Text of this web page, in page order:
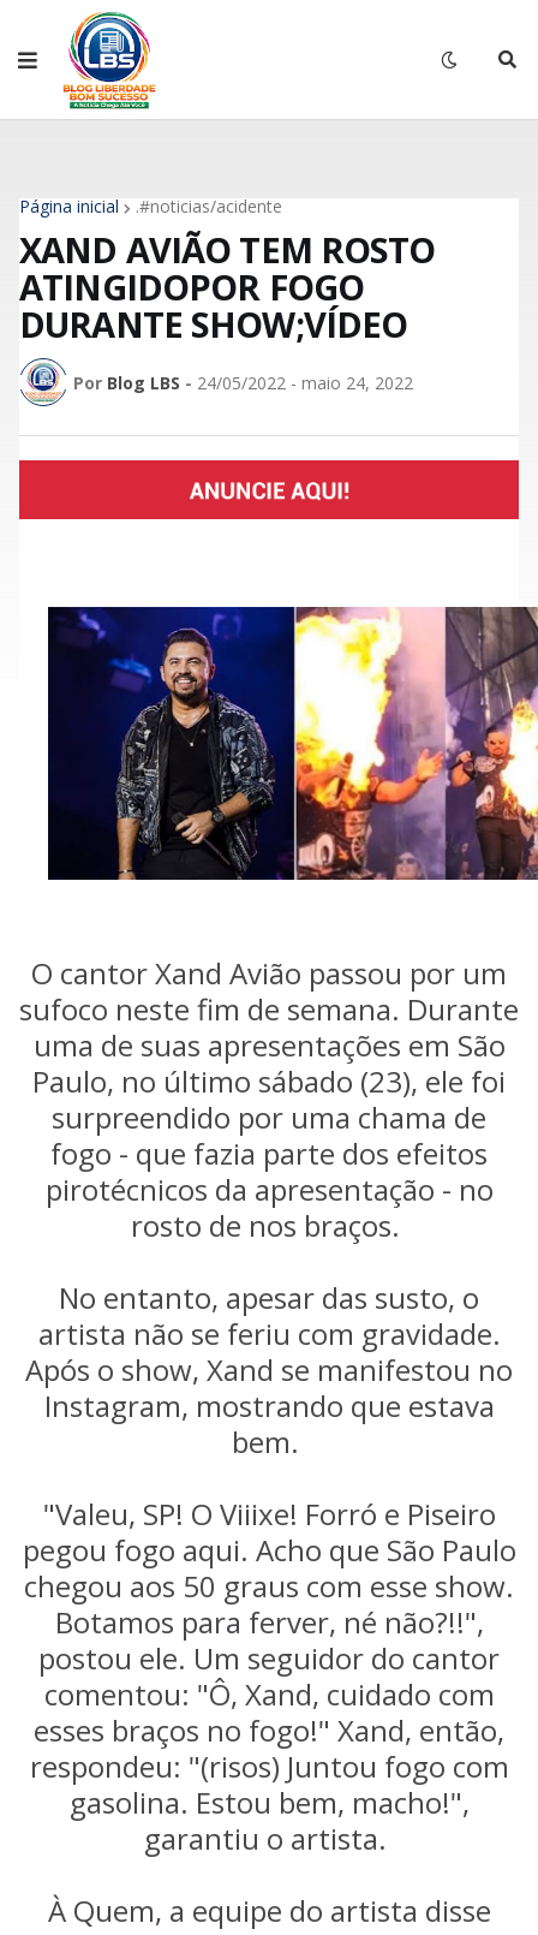
Página inicial .#noticias/acidente
XAND AVIÃO TEM ROSTO
ATINGIDOPOR FOGO
DURANTE SHOW;VÍDEO
Por Blog LBS - 24/05/2022 - maio 24, 2022
O cantor Xand Avião passou por um
sufoco neste fim de semana. Durante
uma de suas apresentações em São
Paulo, no último sábado (23), ele foi
surpreendido por uma chama de
fogo - que fazia parte dos efeitos
pirotécnicos da apresentação - no
rosto de nos braços.
No entanto, apesar das susto, o
artista não se feriu com gravidade.
Após o show, Xand se manifestou no
Instagram, mostrando que estava
bem.
"Valeu, SP! O Viiixe! Forró e Piseiro
pegou fogo aqui. Acho que São Paulo
chegou aos 50 graus com esse show.
Botamos para ferver, né não?!!",
postou ele. Um seguidor do cantor
comentou: "Ô, Xand, cuidado com
esses braços no fogo!" Xand, então,
respondeu: "(risos) Juntou fogo com
gasolina. Estou bem, macho!",
garantiu o artista.
À Quem, a equipe do artista disse